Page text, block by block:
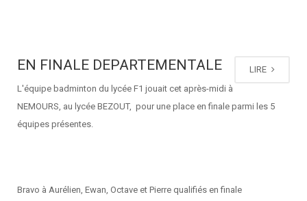
LIRE
EN FINALE DEPARTEMENTALE
L'équipe badminton du lycée F1 jouait cet après-midi à
NEMOURS, au lycée BEZOUT, pour une place en finale parmi les 5
équipes présentes.
Bravo à Aurélien, Ewan, Octave et Pierre qualifiés en finale